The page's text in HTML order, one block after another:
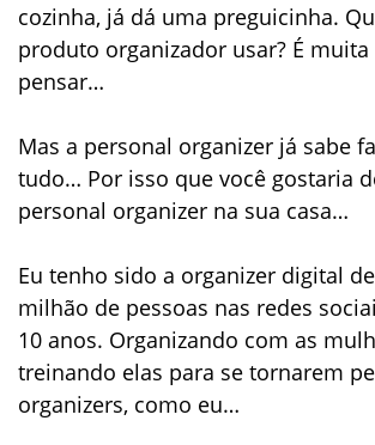
cozinha, já dá uma preguicinha.
produto organizador usar? É muita
pensar…
Mas a personal organizer já sabe
tudo… Por isso que você gostaria
personal organizer na sua casa…
Eu tenho sido a organizer digital
milhão de pessoas nas redes
10 anos. Organizando com as
treinando elas para se tornarem
organizers, como eu…